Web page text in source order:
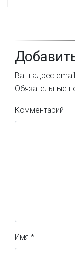
Ваш адрес
Обязательные
Комментарий
Имя *